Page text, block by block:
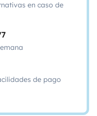
en caso de
de pago